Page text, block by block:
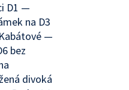
D1 —
na D3
—
bez
divoká